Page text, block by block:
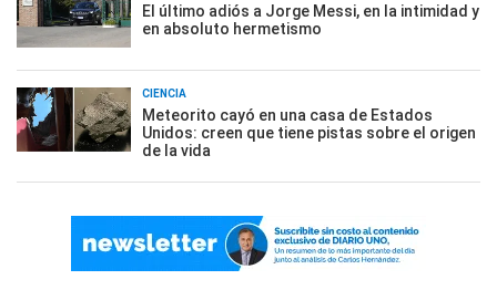
El último adiós a Jorge Messi, en la intimidad y
en absoluto hermetismo
CIENCIA
Meteorito cayó en una casa de Estados
Unidos: creen que tiene pistas sobre el origen
de la vida